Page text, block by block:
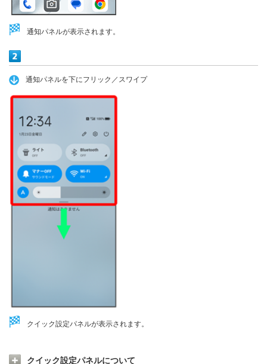
通知パネルが表示されます。
通知パネルを下にフリック／スワイプ
クイック設定パネルが表示されます。
クイック設定パネルについて